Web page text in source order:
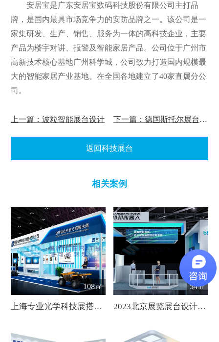
安居宝是广东安居宝数码科技股份有限公司主打品
牌，是国内最具市场竞争力的安防品牌之一。该公司是一
家集研发、生产、销售、服务为一体的高科技企业，主要
产品为楼宇对讲、报警及智能家居产品。公司位于广州市
高新技术核心基地广州科学城，公司致力打造国内规模最
大的智能家居产业基地。在全国各地建立了40家直属分公
司。
上一篇：波粒智能展台设计 下一篇：德国斯托尔展台设计
返回科技展台
相关案例
108㎡
上海专业光学科技展搭建商—信可威
54㎡
2023北京展览展台设计搭建